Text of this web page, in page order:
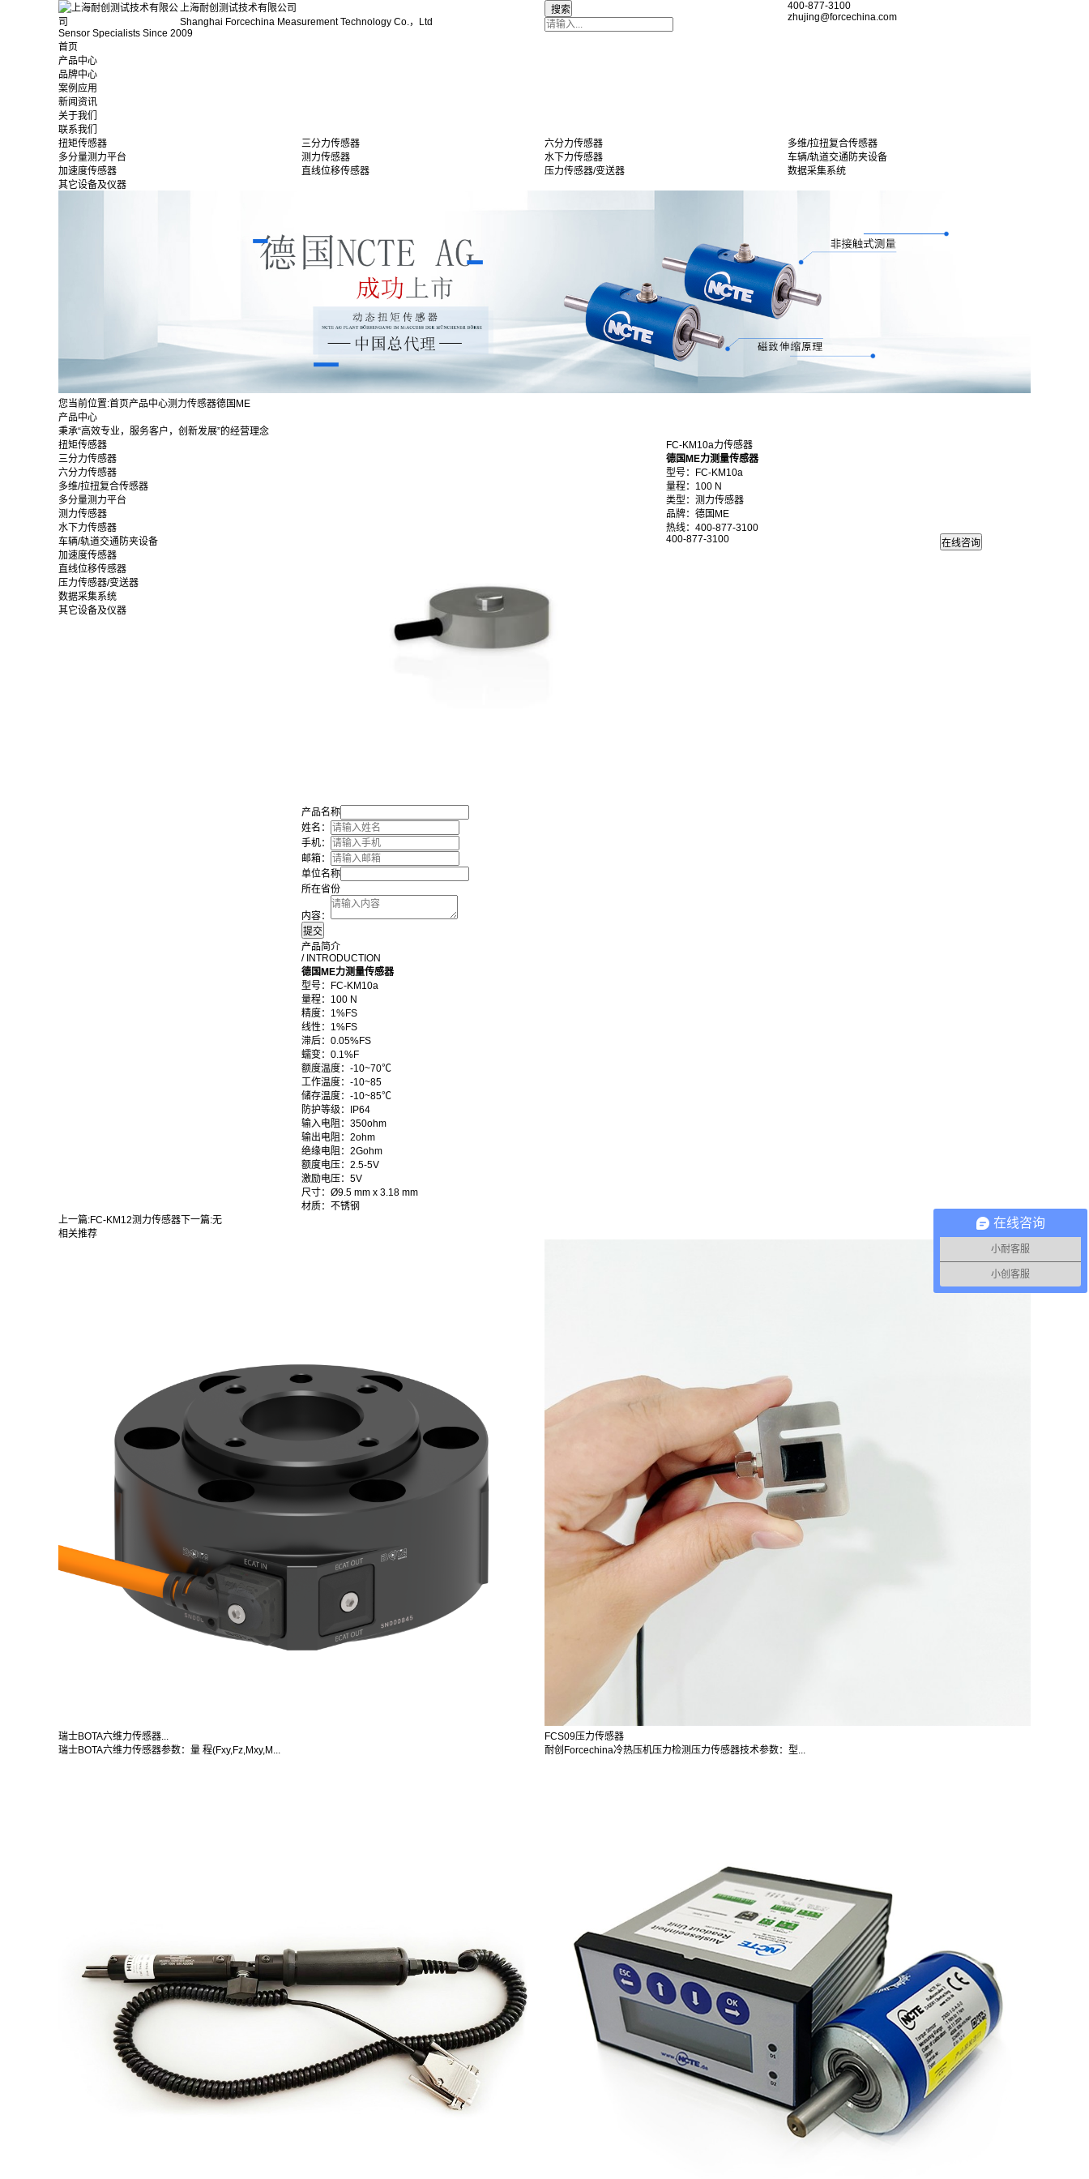
上海耐创测试技术有限公司
Shanghai Forcechina Measurement Technology Co.，Ltd
Sensor Specialists Since 2009
400-877-3100
zhujing@forcechina.com
首页
产品中心
品牌中心
案例应用
新闻资讯
关于我们
联系我们
扭矩传感器
三分力传感器 六分力传感器
多维/拉扭复合传感器
多分量测力平台
测力传感器 水下力传感器
车辆/轨道交通防夹设备
加速度传感器
直线位移传感器 压力传感器/变送器
数据采集系统
其它设备及仪器
您当前位置:首页产品中心测力传感器德国ME
产品中心
秉承“高效专业，服务客户，创新发展”的经营理念
扭矩传感器
三分力传感器
六分力传感器
多维/拉扭复合传感器
多分量测力平台
测力传感器
水下力传感器
车辆/轨道交通防夹设备
加速度传感器
直线位移传感器
压力传感器/变送器
数据采集系统
其它设备及仪器
FC-KM10a力传感器
德国ME力测量传感器
型号：FC-KM10a
量程：100 N
类型：测力传感器
品牌：德国ME
热线：400-877-3100
400-877-3100
产品名称
姓名：
手机：
邮箱：
单位名称
所在省份
内容：
产品简介
/ INTRODUCTION
德国ME力测量传感器
型号：FC-KM10a
量程：100 N
精度：1%FS
线性：1%FS
滞后：0.05%FS
蠕变：0.1%F
额度温度：-10~70℃
工作温度：-10~85
储存温度：-10~85℃
防护等级：IP64
输入电阻：350ohm
输出电阻：2ohm
绝缘电阻：2Gohm
额度电压：2.5-5V
激励电压：5V
尺寸：Ø9.5 mm x 3.18 mm
材质：不锈钢
上一篇:FC-KM12测力传感器 下一篇:无
相关推荐
瑞士BOTA六维力传感器...
瑞士BOTA六维力传感器参数：量 程(Fxy,Fz,Mxy,M...
FCS09压力传感器
耐创Forcechina冷热压机压力检测压力传感器技术参数：型...
在线咨询
小耐客服
小创客服